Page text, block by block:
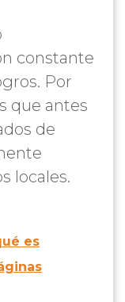
constante
Por
que antes
de
locales.
es